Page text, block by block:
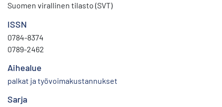
Suomen virallinen tilasto (SVT)
ISSN
0784-8374
0789-2462
Aihealue
palkat ja työvoimakustannukset
Sarja